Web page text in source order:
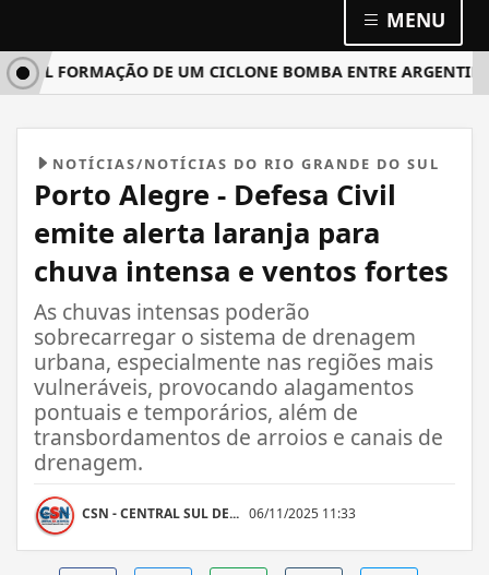
MENU
DE UM CICLONE BOMBA ENTRE ARGENTINA,
NOTÍCIAS/NOTÍCIAS DO RIO GRANDE DO SUL
Porto Alegre - Defesa Civil
emite alerta laranja para
chuva intensa e ventos fortes
As chuvas intensas poderão
sobrecarregar o sistema de drenagem
urbana, especialmente nas regiões mais
vulneráveis, provocando alagamentos
pontuais e temporários, além de
transbordamentos de arroios e canais de
drenagem.
CSN - CENTRAL SUL DE... 06/11/2025 11:33